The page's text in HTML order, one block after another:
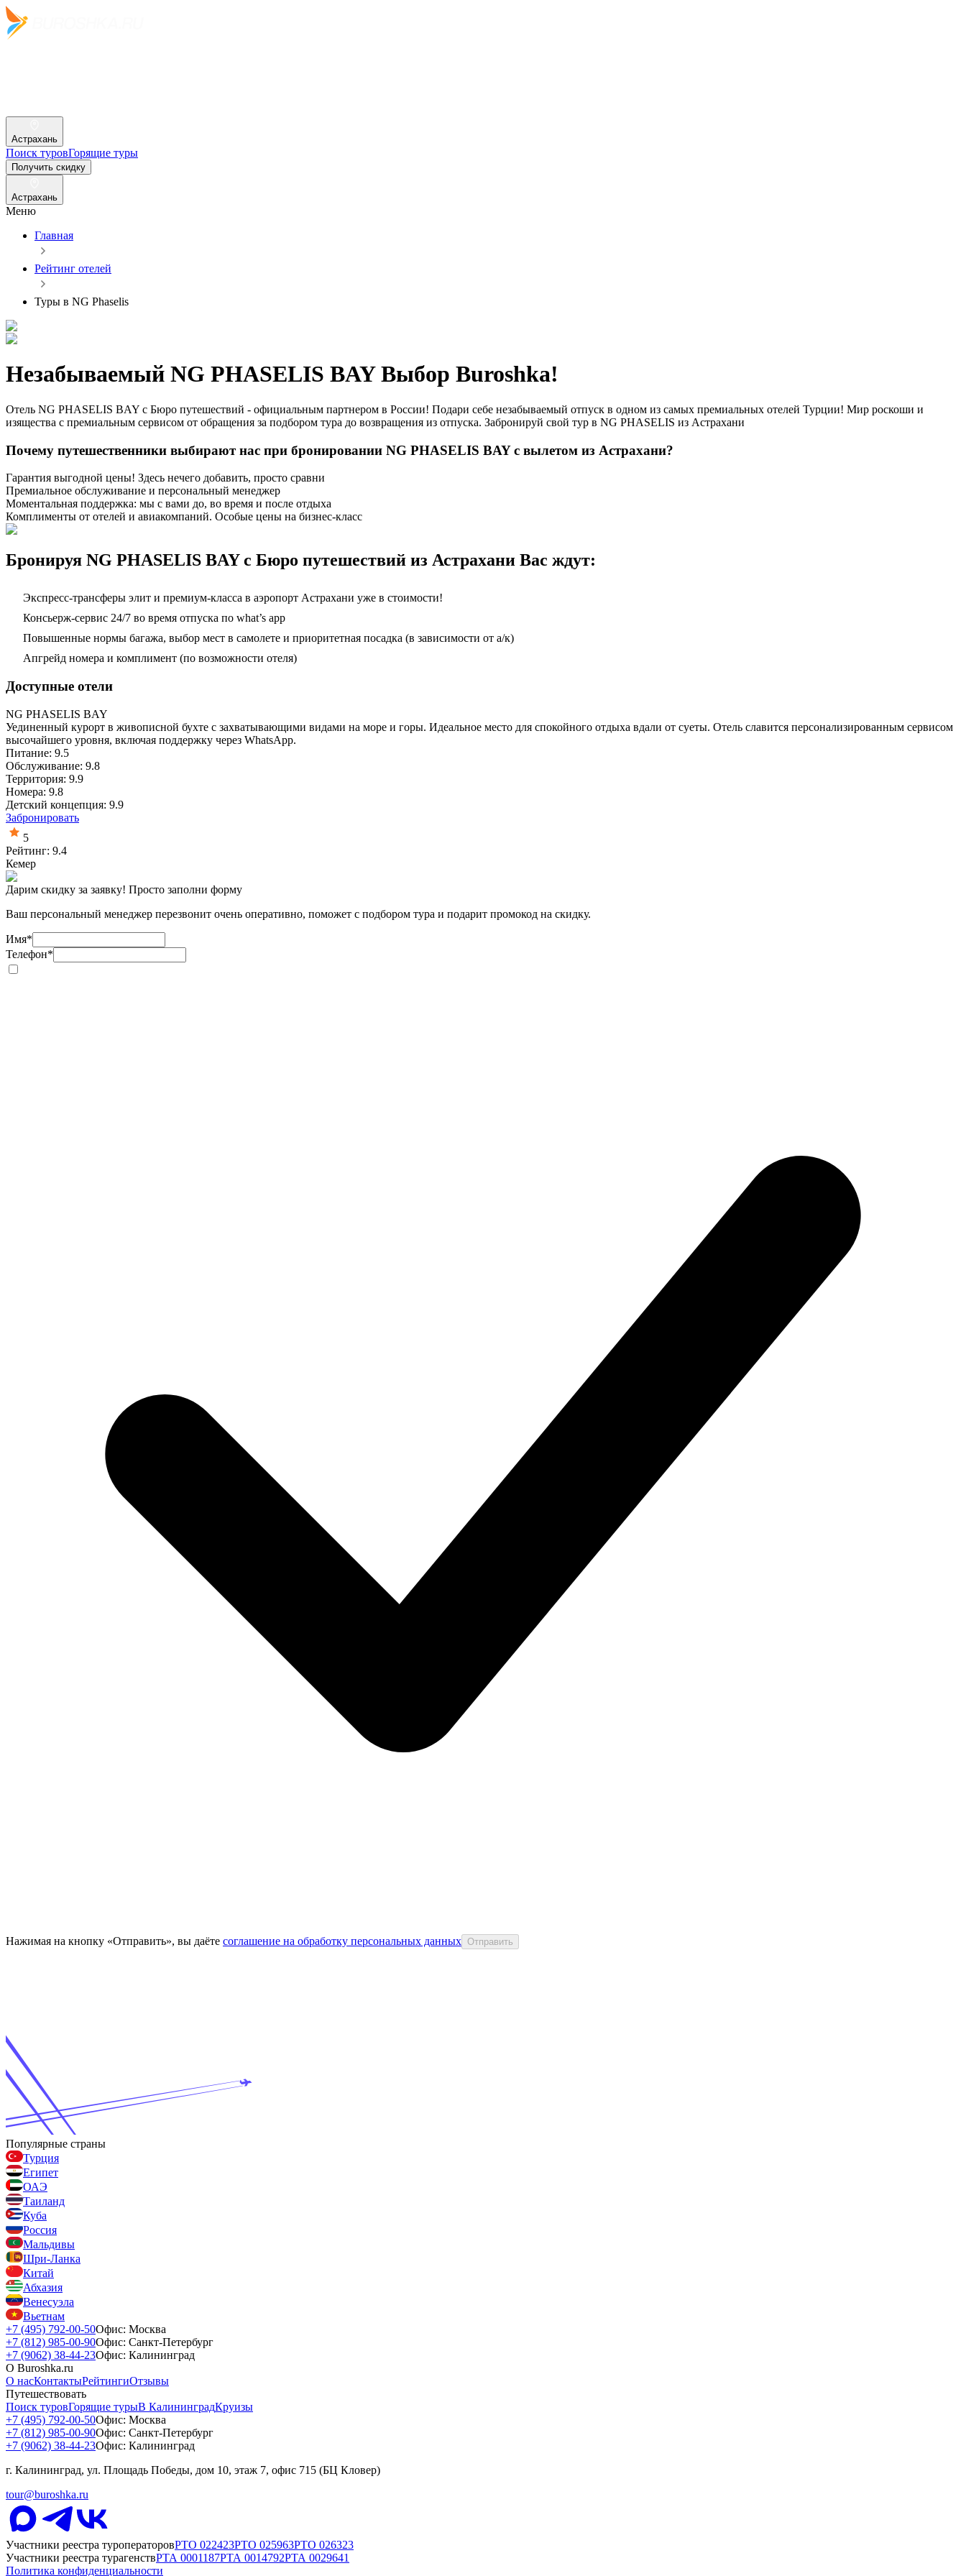
Астрахань
Поиск туровГорящие туры
Получить скидку
Астрахань
Меню
Главная
Рейтинг отелей
Туры в NG Phaselis
Незабываемый NG PHASELIS BAY Выбор Buroshka!
Отель NG PHASELIS BAY с Бюро путешествий - официальным партнером в России! Подари себе незабываемый отпуск в одном из самых премиальных отелей Турции! Мир роскоши и
изящества с премиальным сервисом от обращения за подбором тура до возвращения из отпуска. Забронируй свой тур в NG PHASELIS из Астрахани
Почему путешественники выбирают нас при бронировании NG PHASELIS BAY с вылетом из Астрахани?
Гарантия выгодной цены! Здесь нечего добавить, просто сравни
Премиальное обслуживание и персональный менеджер
Моментальная поддержка: мы с вами до, во время и после отдыха
Комплименты от отелей и авиакомпаний. Особые цены на бизнес-класс
Бронируя NG PHASELIS BAY с Бюро путешествий из Астрахани Вас ждут:
Экспресс-трансферы элит и премиум-класса в аэропорт Астрахани уже в стоимости!
Консьерж-сервис 24/7 во время отпуска по what’s app
Повышенные нормы багажа, выбор мест в самолете и приоритетная посадка (в зависимости от а/к)
Апгрейд номера и комплимент (по возможности отеля)
Доступные отели
NG PHASELIS BAY
Уединенный курорт в живописной бухте с захватывающими видами на море и горы. Идеальное место для спокойного отдыха вдали от суеты. Отель славится персонализированным сервисом
высочайшего уровня, включая поддержку через WhatsApp.
Питание: 9.5
Обслуживание: 9.8
Территория: 9.9
Номера: 9.8
Детский концепция: 9.9
Забронировать
5
Рейтинг: 9.4
Кемер
Дарим скидку за заявку! Просто заполни форму
Ваш персональный менеджер перезвонит очень оперативно, поможет с подбором тура и подарит промокод на скидку.
Имя*
Телефон*
Нажимая на кнопку «Отправить», вы даёте соглашение на обработку персональных данных Отправить
Популярные страны
Турция
Египет
ОАЭ
Таиланд
Куба
Россия
Мальдивы
Шри-Ланка
Китай
Абхазия
Венесуэла
Вьетнам
+7 (495) 792-00-50Офис: Москва
+7 (812) 985-00-90Офис: Санкт-Петербург
+7 (9062) 38-44-23Офис: Калининград
О Buroshka.ru
О насКонтактыРейтингиОтзывы
Путешествовать
Поиск туровГорящие турыВ КалининградКруизы
+7 (495) 792-00-50Офис: Москва
+7 (812) 985-00-90Офис: Санкт-Петербург
+7 (9062) 38-44-23Офис: Калининград
г. Калининград, ул. Площадь Победы, дом 10, этаж 7, офис 715 (БЦ Кловер)
tour@buroshka.ru
Участники реестра туроператоровРТО 022423РТО 025963РТО 026323
Участники реестра турагенствРТА 0001187РТА 0014792РТА 0029641
Политика конфиденциальности